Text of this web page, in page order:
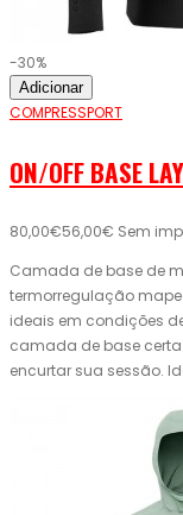
-30%
Adicionar
COMPRESSPORT
ON/OFF BASE
80,00€56,00€ Sem
Camada de base de
termorregulação
ideais em condições
camada de base certa
encurtar sua sessão.